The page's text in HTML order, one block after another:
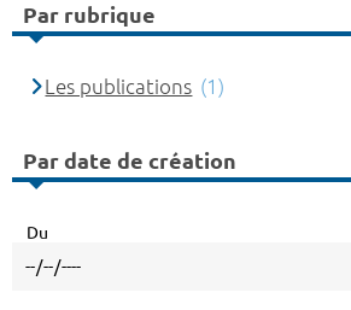
Par rubrique
Les publications (1)
Par date de création
Du